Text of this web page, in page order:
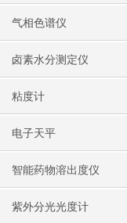
气相色谱仪
卤素水分测定仪
粘度计
电子天平
智能药物溶出度仪
紫外分光光度计